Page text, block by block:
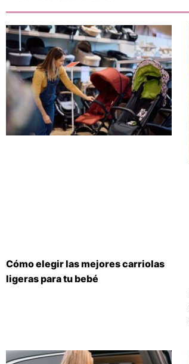
Cómo elegir las mejores carriolas
ligeras para tu bebé